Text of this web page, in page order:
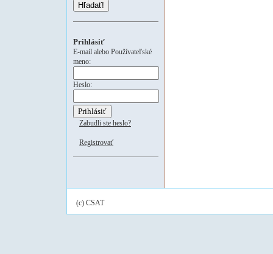
Hľadať!
Prihlásiť
E-mail alebo Používateľské
meno:
Heslo:
Zabudli ste heslo?
Registrovať
(c) CSAT